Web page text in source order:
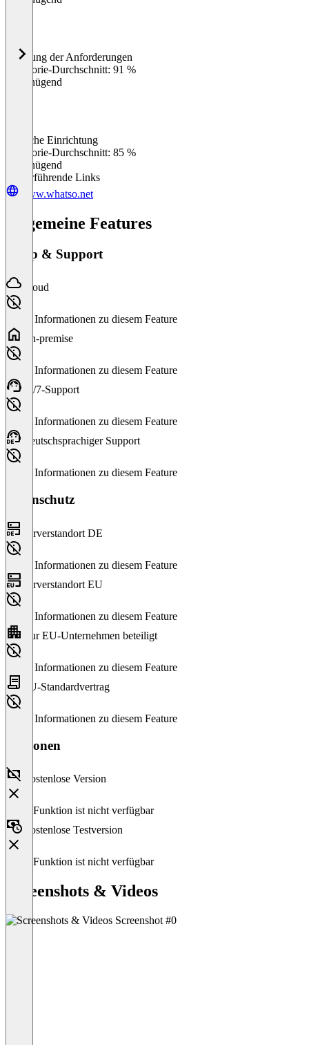
%
Erfüllung der Anforderungen
Kategorie-Durchschnitt: 91 %
Ungenügend
Einfache Einrichtung
Kategorie-Durchschnitt: 85 %
Ungenügend
Weiterführende Links
www.whatso.net
Allgemeine Features
Setup & Support
Cloud
Keine Informationen zu diesem Feature
On-premise
Keine Informationen zu diesem Feature
24/7-Support
Keine Informationen zu diesem Feature
Deutschsprachiger Support
Keine Informationen zu diesem Feature
Datenschutz
Serverstandort DE
Keine Informationen zu diesem Feature
Serverstandort EU
Keine Informationen zu diesem Feature
Nur EU-Unternehmen beteiligt
Keine Informationen zu diesem Feature
EU-Standardvertrag
Keine Informationen zu diesem Feature
Versionen
Kostenlose Version
Diese Funktion ist nicht verfügbar
Kostenlose Testversion
Diese Funktion ist nicht verfügbar
Screenshots & Videos